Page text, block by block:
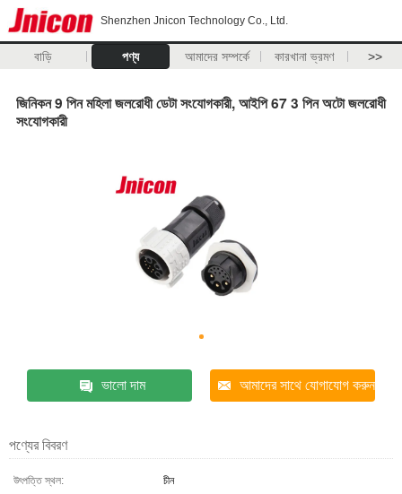
Shenzhen Jnicon Technology Co., Ltd.
বাড়ি পণ্য আমাদের সম্পর্কে কারখানা ভ্রমণ >>
জিনিকন 9 পিন মহিলা জলরোধী ডেটা সংযোগকারী, আইপি 67 3 পিন অটো জলরোধী
সংযোগকারী
ভালো দাম আমাদের সাথে যোগাযোগ করুন
পণ্যের বিবরণ
উৎপত্তি স্থল:
চীন